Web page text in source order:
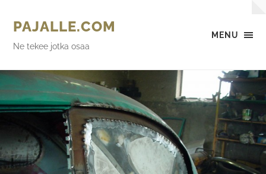
MENU
PAJALLE.COM
Ne tekee jotka osaa